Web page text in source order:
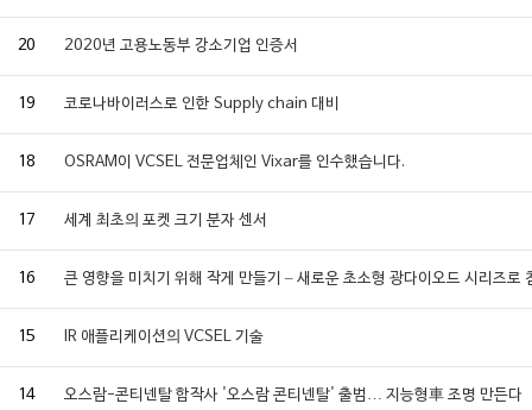
20 2020년 고용노동부 강소기업 인증서
19 코로나바이러스로 인한 Supply chain 대비
18 OSRAM이 VCSEL 전문업체인 Vixar를 인수했습니다.
17 세계 최초의 포켓 크기 분자 센서
16 큰 영향을 미치기 위해 작게 만들기 – 새로운 초소형 광다이오드 시리즈로
15 IR 애플리케이션의 VCSEL 기술
14 오스람-콘티넨탈 합작사 '오스람 콘티넨탈' 출범… 지능형車 조명 만든다